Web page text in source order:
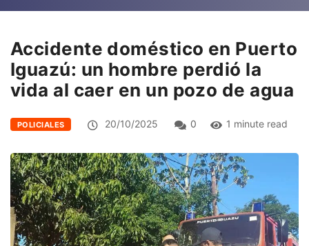
Accidente doméstico en Puerto
Iguazú: un hombre perdió la
vida al caer en un pozo de agua
POLICIALES 20/10/2025 0 1 minute read